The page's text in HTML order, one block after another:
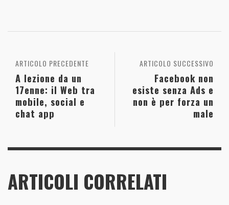
ARTICOLO SUCCESSIVO
Facebook non
esiste senza Ads e
non è per forza un
male
ARTICOLO PRECEDENTE
A lezione da un
17enne: il Web tra
mobile, social e
chat app
ARTICOLI CORRELATI